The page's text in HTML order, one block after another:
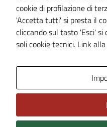
Richiesta assistenza
Amministrazione trasparente
Informativa privacy
Dichiarazione di accessibilità
Piano di miglioramento del
cookie di profilazione di
'Accetta tutti' si presta il
cliccando sul tasto 'Esci'
soli cookie tecnici. Link